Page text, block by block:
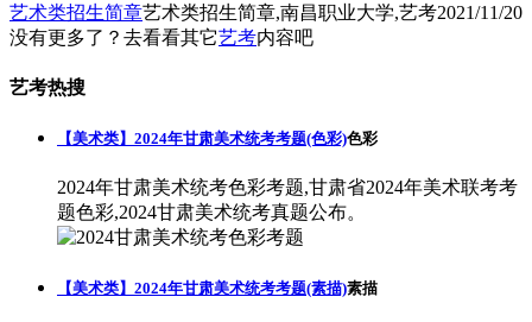
艺术类招生简章艺术类招生简章,南昌职业大学,艺考2021/11/20
没有更多了？去看看其它艺考内容吧
艺考热搜
【美术类】2024年甘肃美术统考考题(色彩)色彩
2024年甘肃美术统考色彩考题,甘肃省2024年美术联考考
题色彩,2024甘肃美术统考真题公布。
【美术类】2024年甘肃美术统考考题(素描)素描